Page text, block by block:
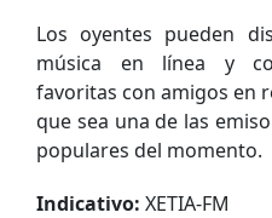
Los oyentes pueden
música en línea y
favoritas con amigos en
que sea una de las
populares del momento.
Indicativo: XETIA-FM